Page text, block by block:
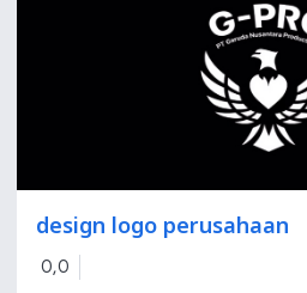
design logo perusahaan
0,0